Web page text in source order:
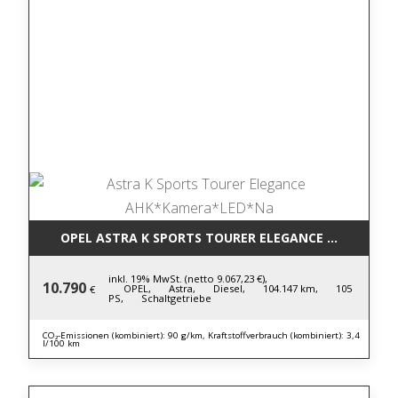
OPEL ASTRA K SPORTS TOURER ELEGANCE
10.790 €
inkl. 19% MwSt. (netto 9.067,23 €),
OPEL, Astra, Diesel, 104.147 km, 105
PS, Schaltgetriebe
CO₂-Emissionen (kombiniert): 90 g/km, Kraftstoffverbrauch (kombiniert): 3,4
l/100 km